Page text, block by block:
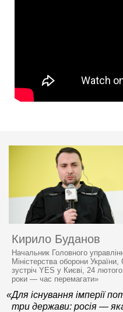
Кирило Буданов
Начальник Головного
Міністерства оборони України,
зустріч YES у Києві, 24
роки — час перемагати»
«Для існування імперії
три держави: росія —